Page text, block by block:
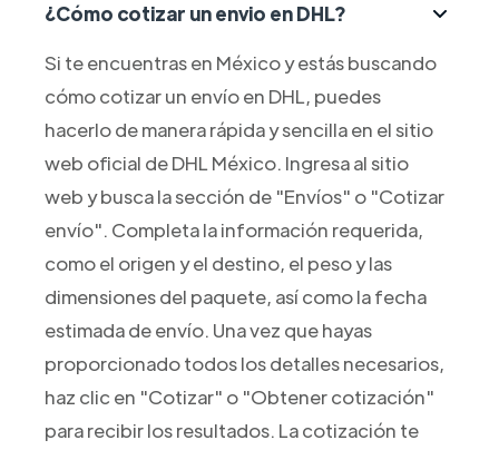
¿Cómo cotizar un envio en DHL?
Si te encuentras en México y estás buscando
cómo cotizar un envío en DHL, puedes
hacerlo de manera rápida y sencilla en el sitio
web oficial de DHL México. Ingresa al sitio
web y busca la sección de "Envíos" o "Cotizar
envío". Completa la información requerida,
como el origen y el destino, el peso y las
dimensiones del paquete, así como la fecha
estimada de envío. Una vez que hayas
proporcionado todos los detalles necesarios,
haz clic en "Cotizar" o "Obtener cotización"
para recibir los resultados. La cotización te